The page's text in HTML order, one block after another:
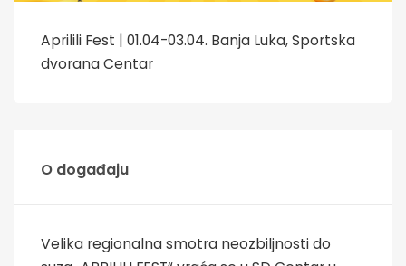
Aprilili Fest | 01.04-03.04. Banja Luka, Sportska
dvorana Centar
O događaju
Velika regionalna smotra neozbiljnosti do